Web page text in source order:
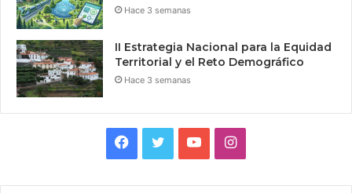
Hace 3 semanas
II Estrategia Nacional para la Equidad
Territorial y el Reto Demográfico
Hace 3 semanas
Facebook
TwitterYouTubeInstagram